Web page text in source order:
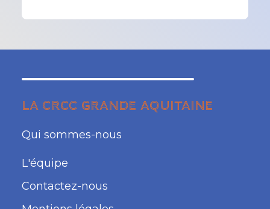
LA CRCC GRANDE AQUITAINE
Qui sommes-nous
L'équipe
Contactez-nous